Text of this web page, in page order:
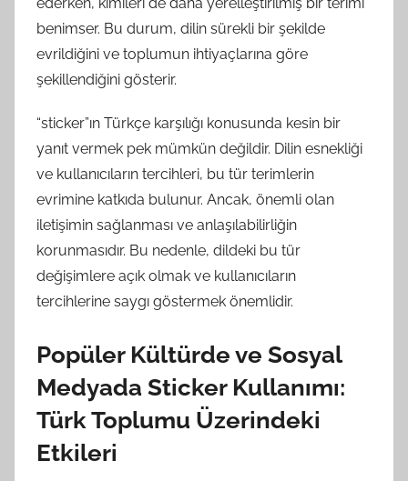
benimser. Bu durum, dilin sürekli bir şekilde
evrildiğini ve toplumun ihtiyaçlarına göre
şekillendiğini gösterir.
“sticker”ın Türkçe karşılığı konusunda kesin bir
yanıt vermek pek mümkün değildir. Dilin esnekliği
ve kullanıcıların tercihleri, bu tür terimlerin
evrimine katkıda bulunur. Ancak, önemli olan
iletişimin sağlanması ve anlaşılabilirliğin
korunmasıdır. Bu nedenle, dildeki bu tür
değişimlere açık olmak ve kullanıcıların
tercihlerine saygı göstermek önemlidir.
Popüler Kültürde ve Sosyal
Medyada Sticker Kullanımı:
Türk Toplumu Üzerindeki
Etkileri